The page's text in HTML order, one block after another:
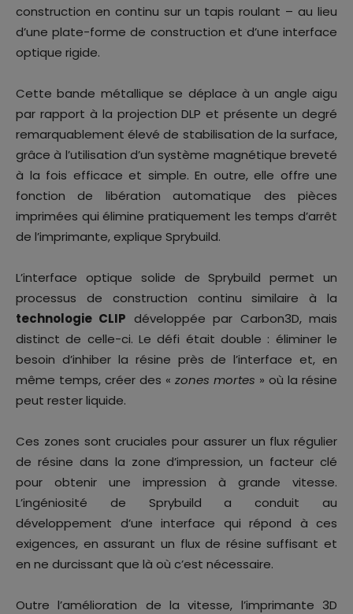
construction en continu sur un tapis roulant – au lieu
d’une plate-forme de construction et d’une interface
optique rigide.
Cette bande métallique se déplace à un angle aigu
par rapport à la projection DLP et présente un degré
remarquablement élevé de stabilisation de la surface,
grâce à l’utilisation d’un système magnétique breveté
à la fois efficace et simple. En outre, elle offre une
fonction de libération automatique des pièces
imprimées qui élimine pratiquement les temps d’arrêt
de l’imprimante, explique Sprybuild.
L’interface optique solide de Sprybuild permet un
processus de construction continu similaire à la
technologie CLIP développée par Carbon3D, mais
distinct de celle-ci. Le défi était double : éliminer le
besoin d’inhiber la résine près de l’interface et, en
même temps, créer des « zones mortes » où la résine
peut rester liquide.
Ces zones sont cruciales pour assurer un flux régulier
de résine dans la zone d’impression, un facteur clé
pour obtenir une impression à grande vitesse.
L’ingéniosité de Sprybuild a conduit au
développement d’une interface qui répond à ces
exigences, en assurant un flux de résine suffisant et
en ne durcissant que là où c’est nécessaire.
Outre l’amélioration de la vitesse, l’imprimante 3D